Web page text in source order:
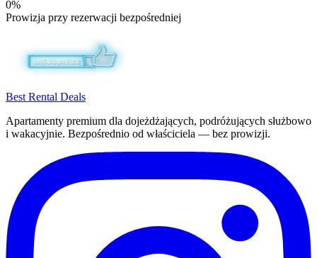
0%
Prowizja przy rezerwacji bezpośredniej
Best Rental Deals
Apartamenty premium dla dojeżdżających, podróżujących służbowo
i wakacyjnie. Bezpośrednio od właściciela — bez prowizji.